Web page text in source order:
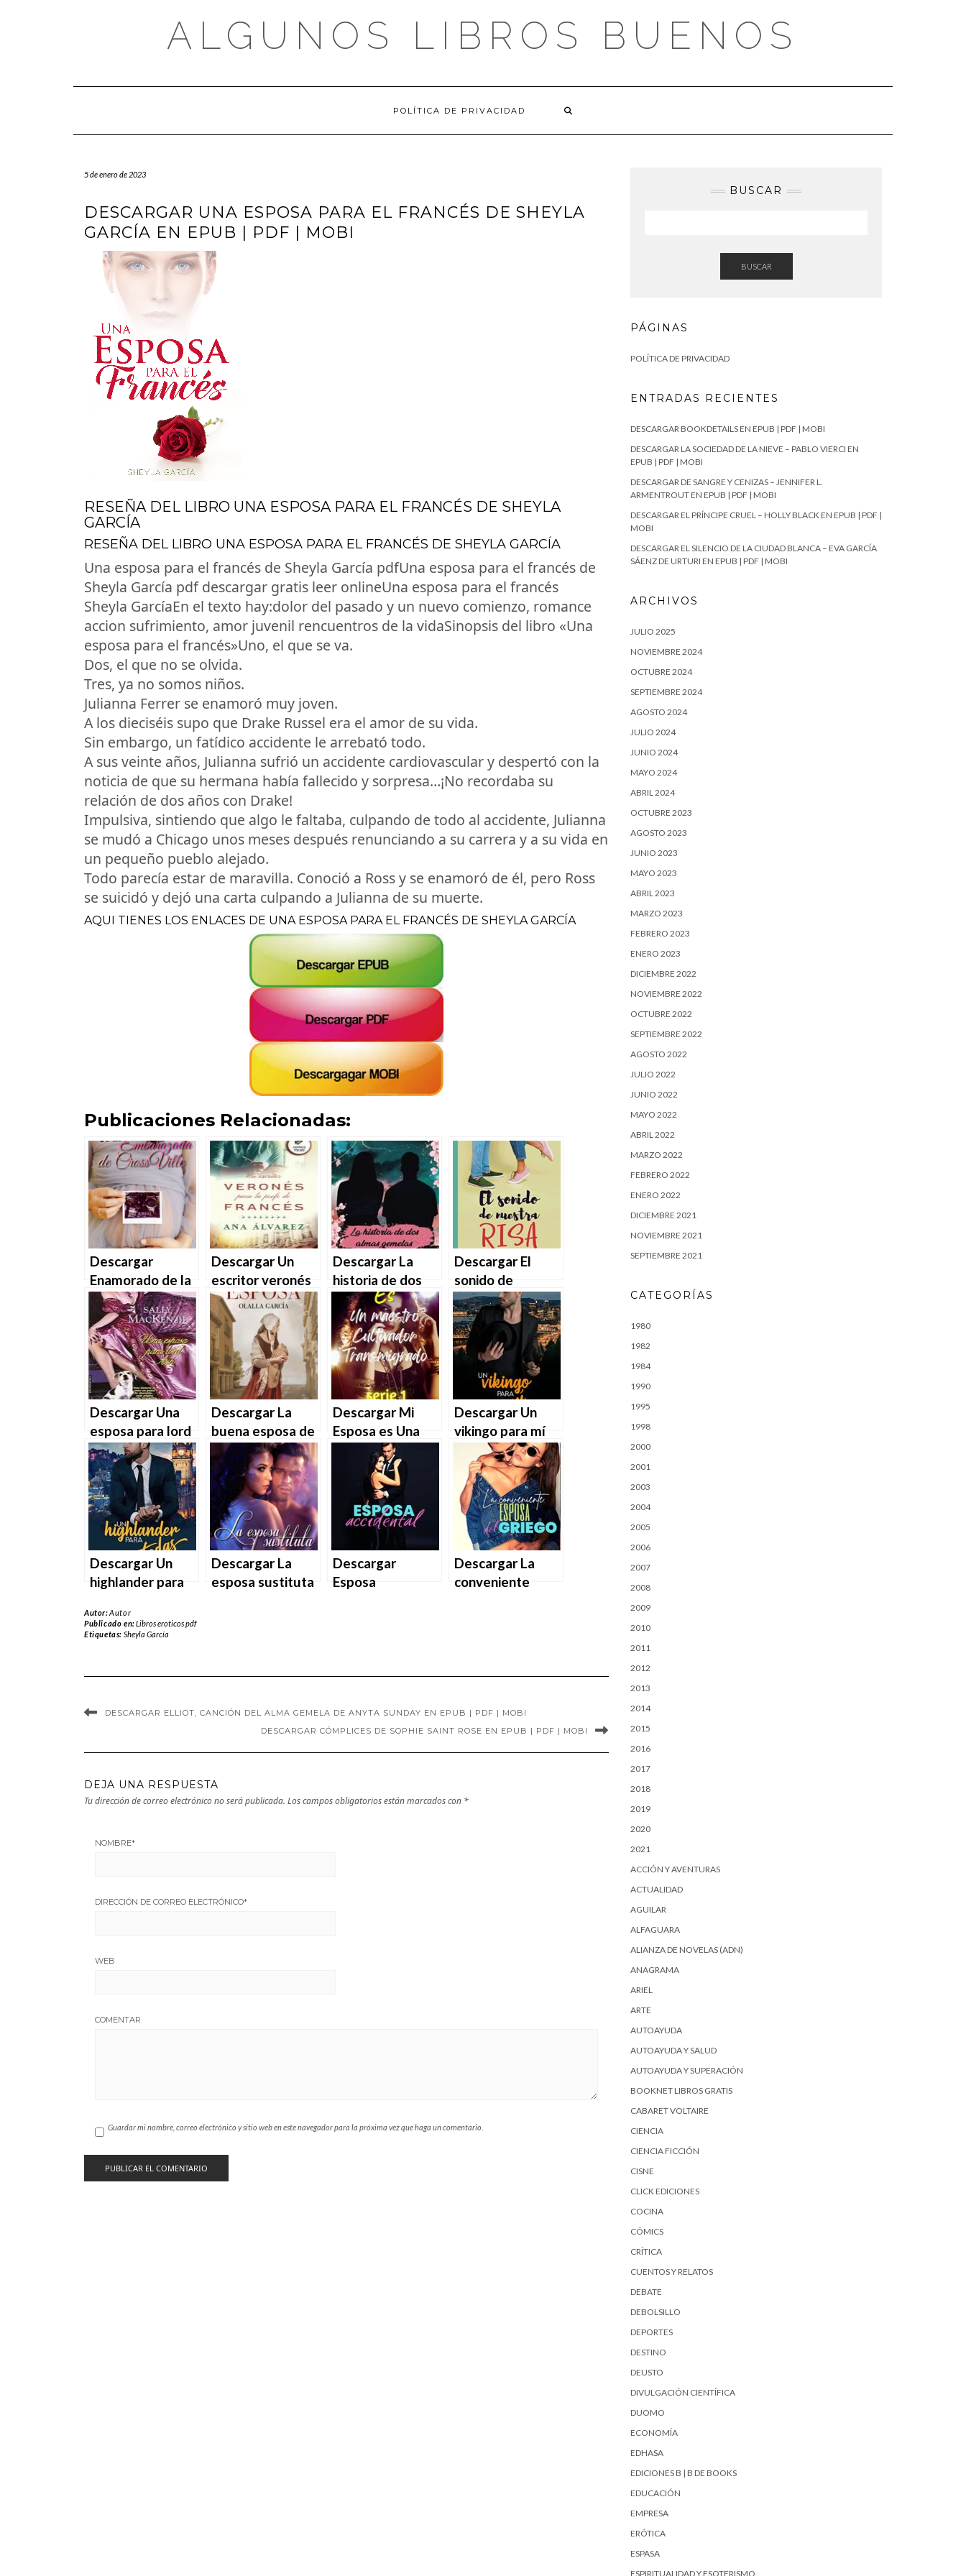
ALGUNOS LIBROS BUENOS
POLÍTICA DE PRIVACIDAD
5 de enero de 2023
DESCARGAR UNA ESPOSA PARA EL FRANCÉS DE SHEYLA
GARCÍA EN EPUB | PDF | MOBI
RESEÑA DEL LIBRO UNA ESPOSA PARA EL FRANCÉS DE SHEYLA
GARCÍA
RESEÑA DEL LIBRO UNA ESPOSA PARA EL FRANCÉS DE SHEYLA GARCÍA
Una esposa para el francés de Sheyla García pdfUna esposa para el francés de
Sheyla García pdf descargar gratis leer onlineUna esposa para el francés
Sheyla GarcíaEn el texto hay:dolor del pasado y un nuevo comienzo, romance
accion sufrimiento, amor juvenil rencuentros de la vidaSinopsis del libro «Una
esposa para el francés»Uno, el que se va.
Dos, el que no se olvida.
Tres, ya no somos niños.
Julianna Ferrer se enamoró muy joven.
A los dieciséis supo que Drake Russel era el amor de su vida.
Sin embargo, un fatídico accidente le arrebató todo.
A sus veinte años, Julianna sufrió un accidente cardiovascular y despertó con la
noticia de que su hermana había fallecido y sorpresa…¡No recordaba su
relación de dos años con Drake!
Impulsiva, sintiendo que algo le faltaba, culpando de todo al accidente, Julianna
se mudó a Chicago unos meses después renunciando a su carrera y a su vida en
un pequeño pueblo alejado.
Todo parecía estar de maravilla. Conoció a Ross y se enamoró de él, pero Ross
se suicidó y dejó una carta culpando a Julianna de su muerte.
AQUI TIENES LOS ENLACES DE UNA ESPOSA PARA EL FRANCÉS DE SHEYLA GARCÍA
Publicaciones Relacionadas:
Descargar
Enamorado de la
embarazada de
Crossville de
Sheyla García en
EPUB | PDF |
MOBI
Descargar Un
escritor veronés
para la profe de
francés de Ana
Álvarez en EPUB |
PDF | MOBI
Descargar La
historia de dos
almas gemelas
de Sheyla Nuñez
en EPUB | PDF |
MOBI
Descargar El
sonido de
nuestra risa de
Marta Francés en
EPUB | PDF |
MOBI
Descargar Una
esposa para lord
Ash de Sally
MacKenzie en
EPUB | PDF |
MOBI
Descargar La
buena esposa de
Olalla García en
EPUB | PDF |
MOBI
Descargar Mi
Esposa es Una
Maestra
Cultivadora
Transmigrada de
Amelia McIlrath
en EPUB | PDF |
Descargar Un
vikingo para mí
de Yanira García
en EPUB | PDF |
MOBI
Descargar Un
highlander para
García en EPUB |
PDF | MOBI
Descargar La
esposa sustituta
Descargar
Esposa
Descargar La
conveniente
MOBI
Autor:Autor
Publicado en:Libros eroticos pdf
Etiquetas: Sheyla García
DESCARGAR ELLIOT, CANCIÓN DEL ALMA GEMELA DE ANYTA SUNDAY EN EPUB | PDF | MOBI
DESCARGAR CÓMPLICES DE SOPHIE SAINT ROSE EN EPUB | PDF | MOBI
DEJA UNA RESPUESTA
Tu dirección de correo electrónico no será publicada. Los campos obligatorios están marcados con *
NOMBRE*
DIRECCIÓN DE CORREO ELECTRÓNICO*
WEB
COMENTAR
Guardar mi nombre, correo electrónico y sitio web en este navegador para la próxima vez que haga un comentario.
BUSCAR
BUSCAR
PÁGINAS
POLÍTICA DE PRIVACIDAD
ENTRADAS RECIENTES
DESCARGAR BOOKDETAILS EN EPUB | PDF | MOBI
DESCARGAR LA SOCIEDAD DE LA NIEVE – PABLO VIERCI EN
EPUB | PDF | MOBI
DESCARGAR DE SANGRE Y CENIZAS – JENNIFER L.
ARMENTROUT EN EPUB | PDF | MOBI
DESCARGAR EL PRÍNCIPE CRUEL – HOLLY BLACK EN EPUB | PDF |
MOBI
DESCARGAR EL SILENCIO DE LA CIUDAD BLANCA – EVA GARCÍA
SÁENZ DE URTURI EN EPUB | PDF | MOBI
ARCHIVOS
JULIO 2025
NOVIEMBRE 2024
OCTUBRE 2024
SEPTIEMBRE 2024
AGOSTO 2024
JULIO 2024
JUNIO 2024
MAYO 2024
ABRIL 2024
OCTUBRE 2023
AGOSTO 2023
JUNIO 2023
MAYO 2023
ABRIL 2023
MARZO 2023
FEBRERO 2023
ENERO 2023
DICIEMBRE 2022
NOVIEMBRE 2022
OCTUBRE 2022
SEPTIEMBRE 2022
AGOSTO 2022
JULIO 2022
JUNIO 2022
MAYO 2022
ABRIL 2022
MARZO 2022
FEBRERO 2022
ENERO 2022
DICIEMBRE 2021
NOVIEMBRE 2021
SEPTIEMBRE 2021
CATEGORÍAS
1980
1982
1984
1990
1995
1998
2000
2001
2003
2004
2005
2006
2007
2008
2009
2010
2011
2012
2013
2014
2015
2016
2017
2018
2019
2020
2021
ACCIÓN Y AVENTURAS
ACTUALIDAD
AGUILAR
ALFAGUARA
ALIANZA DE NOVELAS (ADN)
ANAGRAMA
ARIEL
ARTE
AUTOAYUDA
AUTOAYUDA Y SALUD
AUTOAYUDA Y SUPERACIÓN
BOOKNET LIBROS GRATIS
CABARET VOLTAIRE
CIENCIA
CIENCIA FICCIÓN
CISNE
CLICK EDICIONES
COCINA
CÓMICS
CRÍTICA
CUENTOS Y RELATOS
DEBATE
DEBOLSILLO
DEPORTES
DESTINO
DEUSTO
DIVULGACIÓN CIENTÍFICA
DUOMO
ECONOMÍA
EDHASA
EDICIONES B | B DE BOOKS
EDUCACIÓN
EMPRESA
ERÓTICA
ESPASA
ESPIRITUALIDAD Y ESOTERISMO